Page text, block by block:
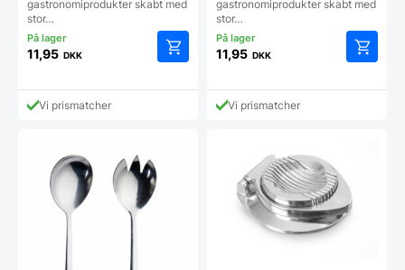
gastronomiprodukter skabt med
stor…
11,95 DKK
Vi prismatcher
gastronomiprodukter skabt med
stor…
11,95 DKK
Vi prismatcher